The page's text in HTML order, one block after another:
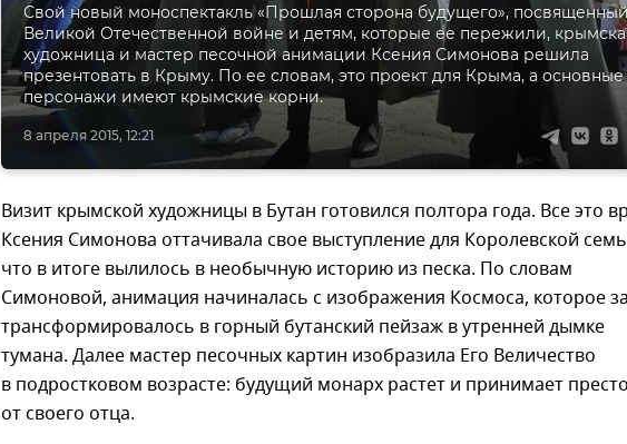
8 апреля 2015, 12:21
Свой новый моноспектакль «Прошлая сторона будущего»,
Великой Отечественной войне и детям, которые ее пережили,
художница и мастер песочной анимации Ксения Симонова решила
презентовать в Крыму. По ее словам, это проект для Крыма, а основные
персонажи имеют крымские корни.
Визит крымской художницы в Бутан готовился полтора года. Все это
Ксения Симонова оттачивала свое выступление для Королевской
что в итоге вылилось в необычную историю из песка. По словам
Симоновой, анимация начиналась с изображения Космоса, которое
трансформировалось в горный бутанский пейзаж в утренней дымке
тумана. Далее мастер песочных картин изобразила Его Величество
в подростковом возрасте: будущий монарх растет и принимает
от своего отца.